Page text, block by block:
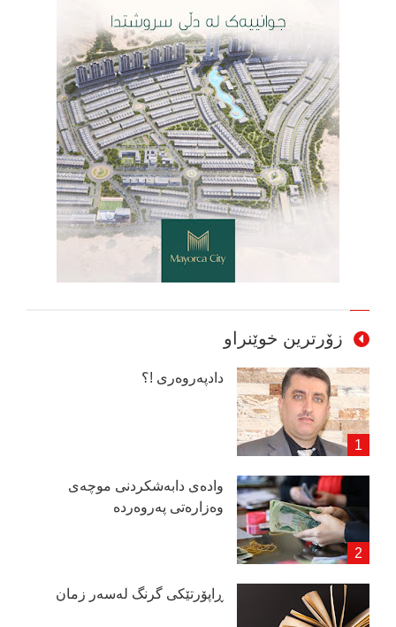
زۆرترین خوێنراو
دادپەروەری !؟
وادەی دابەشكردنی موچەی
وەزارەتی پەروەردە
ڕاپۆرتێكی گرنگ لەسەر زمان